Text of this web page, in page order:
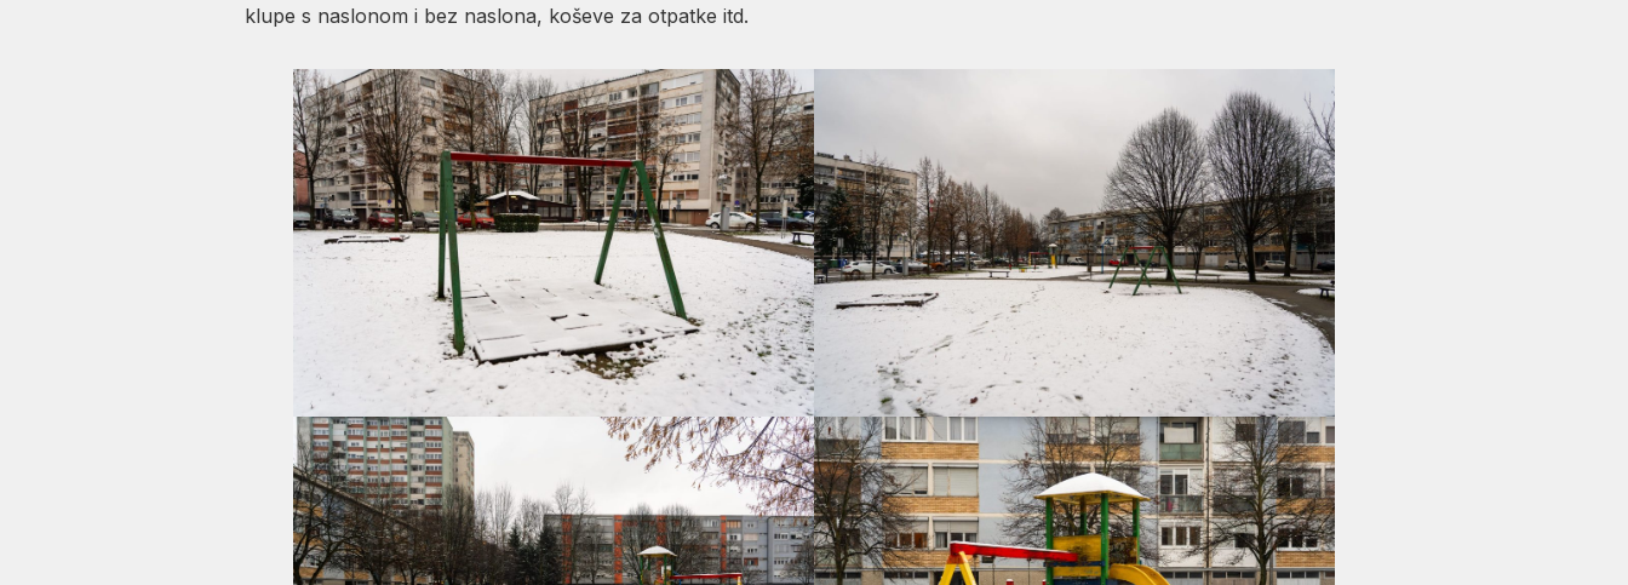
klupe s naslonom i bez naslona, koševe za otpatke itd.